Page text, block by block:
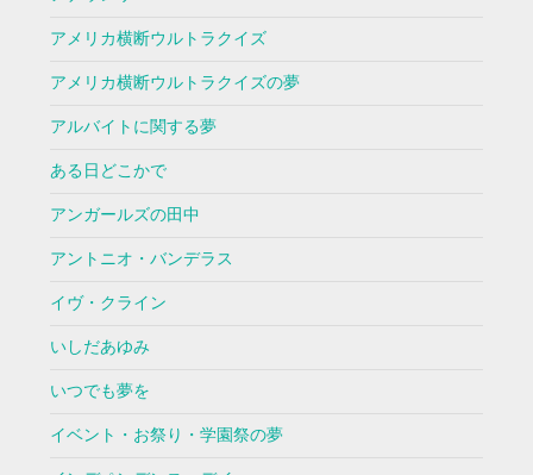
アメリカ横断ウルトラクイズ
アメリカ横断ウルトラクイズの夢
アルバイトに関する夢
ある日どこかで
アンガールズの田中
アントニオ・バンデラス
イヴ・クライン
いしだあゆみ
いつでも夢を
イベント・お祭り・学園祭の夢